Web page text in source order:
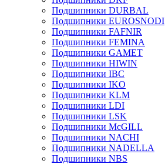
Подшипники DURBAL
Подшипники EUROSNODI
Подшипники FAFNIR
Подшипники FEMINA
Подшипники GAMET
Подшипники HIWIN
Подшипники IBC
Подшипники IKO
Подшипники KLM
Подшипники LDI
Подшипники LSK
Подшипники McGILL
Подшипники NACHI
Подшипники NADELLA
Подшипники NBS